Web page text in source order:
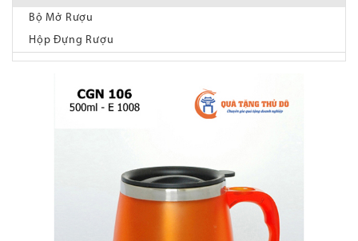
Bộ Mở Rượu
Hộp Đựng Rượu